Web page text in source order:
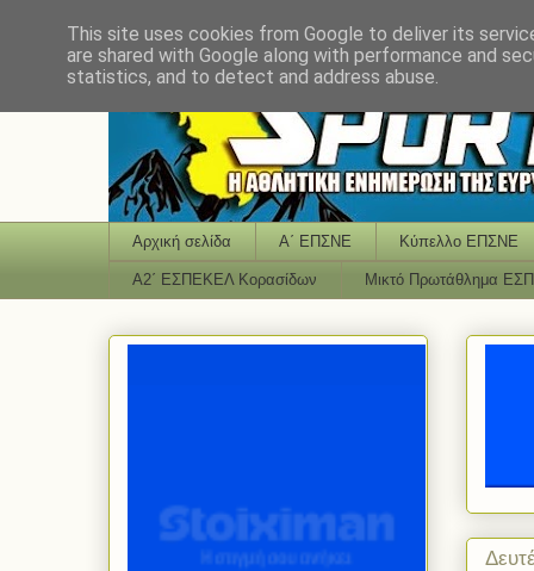
Αρχική σελίδα Α΄ ΕΠΣΝΕ Κύπελλο ΕΠΣΝΕ
Α2΄ ΕΣΠΕΚΕΛ Κορασίδων Μικτό Πρωτάθλημα
This site uses cookies from Google to deliver its
are shared with Google along with performance and
statistics, and to detect and address abuse.